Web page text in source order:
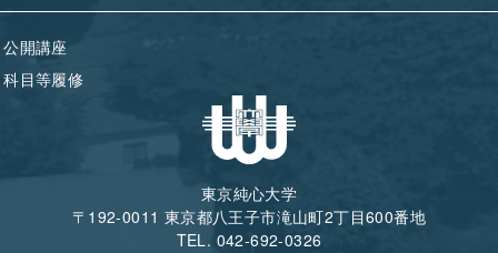
公開講座
科目等履修
東京純心大学
〒192-0011 東京都八王子市滝山町2丁目600番地
TEL. 042-692-0326